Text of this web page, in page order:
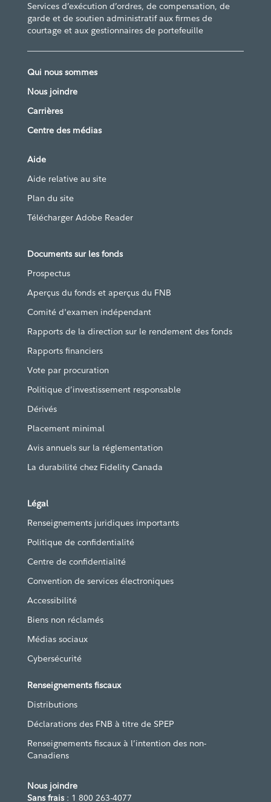
Services d’exécution d’ordres, de compensation, de
garde et de soutien administratif aux firmes de
courtage et aux gestionnaires de portefeuille
Qui nous sommes
Nous joindre
Carrières
Centre des médias
Aide
Aide relative au site
Plan du site
Télécharger Adobe Reader
Documents sur les fonds
Prospectus
Aperçus du fonds et aperçus du FNB
Comité d'examen indépendant
Rapports de la direction sur le rendement des fonds
Rapports financiers
Vote par procuration
Politique d’investissement responsable
Dérivés
Placement minimal
Avis annuels sur la réglementation
La durabilité chez Fidelity Canada
Légal
Renseignements juridiques importants
Politique de confidentialité
Centre de confidentialité
Convention de services électroniques
Accessibilité
Biens non réclamés
Médias sociaux
Cybersécurité
Renseignements fiscaux
Distributions
Déclarations des FNB à titre de SPEP
Renseignements fiscaux à l’intention des non-
Canadiens
Nous joindre
Sans frais: 1 800 263-4077